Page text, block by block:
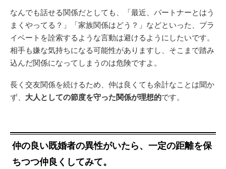
なんでも話せる関係だとしても、「最近、パートナーとはう
まくやってる？」「家族関係はどう？」などといった、プラ
イベートを詮索するような言動は避けるようにしたいです。
相手も嫌な気持ちになる可能性がありますし、そこまで踏み
込んだ関係になってしまうのは危険ですよ。
長く交友関係を続けるため、仲は良くても余計なことは聞か
ず、 大人としての節度を守った関係が理想的です。
仲の良い既婚者の異性がいたら、一定の距離を保
ちつつ仲良くしてみて。